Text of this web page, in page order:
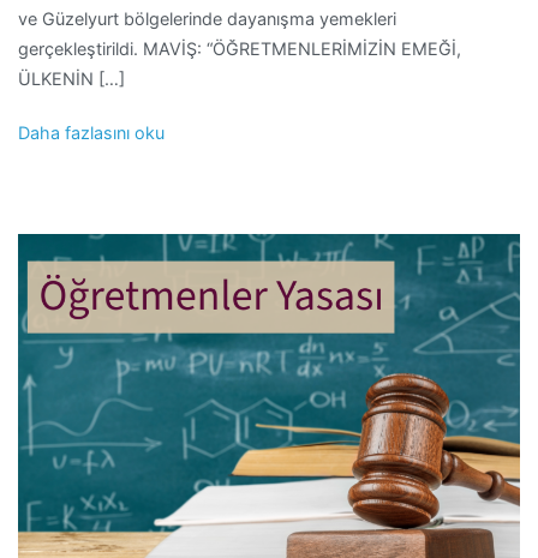
ve Güzelyurt bölgelerinde dayanışma yemekleri
gerçekleştirildi. MAVİŞ: “ÖĞRETMENLERİMİZİN EMEĞİ,
ÜLKENİN […]
Daha fazlasını oku